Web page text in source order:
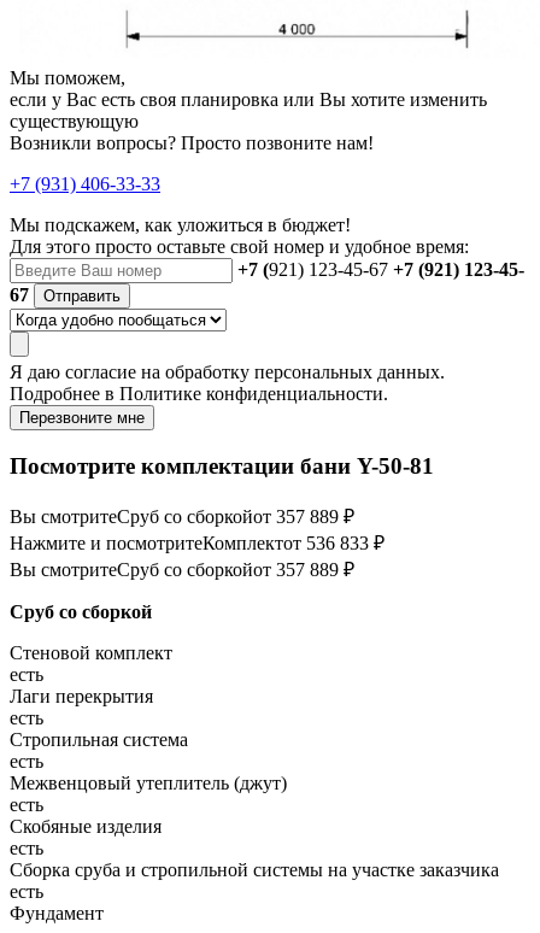
Мы поможем,
если у Вас есть своя планировка или Вы хотите изменить
существующую
Возникли вопросы? Просто позвоните нам!
+7 (931) 406-33-33
Мы подскажем, как уложиться в бюджет!
Для этого просто оставьте свой номер и удобное время:
+7 (921) 123-45-67 +7 (921) 123-45-
67
Отправить
Я даю согласие на обработку персональных данных.
Подробнее в Политике конфиденциальности.
Перезвоните мне
Посмотрите комплектации бани Y-50-81
Вы смотритеСруб со сборкойот 357 889 ₽
Нажмите и посмотритеКомплектот 536 833 ₽
Вы смотритеСруб со сборкойот 357 889 ₽
Сруб со сборкой
Стеновой комплект
есть
Лаги перекрытия
есть
Стропильная система
есть
Межвенцовый утеплитель (джут)
есть
Скобяные изделия
есть
Сборка сруба и стропильной системы на участке заказчика
есть
Фундамент